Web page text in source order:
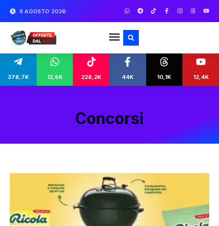
8 AGOSTO 2026
378,7K 12,6K 228,2K 44K 10,1K 12,4K
Concorsi